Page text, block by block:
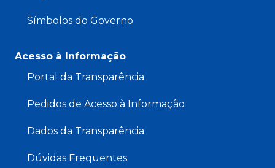
Símbolos do Governo
Acesso à Informação
Portal da Transparência
Pedidos de Acesso à Informação
Dados da Transparência
Dúvidas Frequentes